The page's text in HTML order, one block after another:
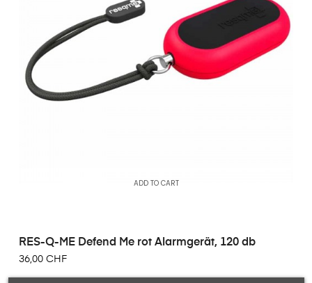
ADD TO CART
RES-Q-ME Defend Me rot Alarmgerät, 120 db
36,00 CHF